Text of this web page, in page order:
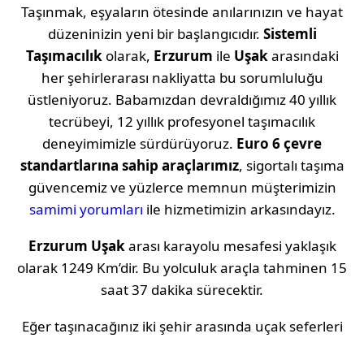
Taşınmak, eşyaların ötesinde anılarınızın ve hayat
düzeninizin yeni bir başlangıcıdır. Sistemli
Taşımacılıkolarak, Erzurum ile Uşakarasındaki
her şehirlerarası nakliyatta bu sorumluluğu
üstleniyoruz. Babamızdan devraldığımız 40 yıllık
tecrübeyi, 12 yıllık profesyonel taşımacılık
deneyimimizle sürdürüyoruz. Euro 6 çevre
standartlarına sahip araçlarımız, sigortalı taşıma
güvencemiz ve yüzlerce memnun müşterimizin
samimi yorumları ile hizmetimizin arkasındayız.
Erzurum Uşakarası karayolu mesafesi yaklaşık
olarak 1249 Km’dir. Bu yolculuk araçla tahminen 15
saat 37 dakika sürecektir.
Eğer taşınacağınız iki şehir arasında uçak seferleri